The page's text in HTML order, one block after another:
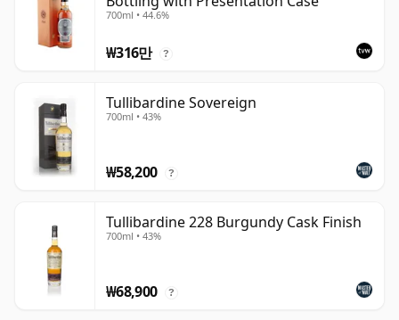
700ml • 44.6%
₩316만 ?
Tullibardine Sovereign
700ml • 43%
₩58,200 ?
Tullibardine 228 Burgundy Cask Finish
700ml • 43%
₩68,900 ?